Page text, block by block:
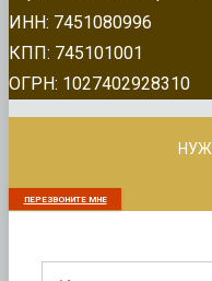
ИНН: 7451080996
КПП: 745101001
ОГРН: 1027402928310
ПЕРЕЗВОНИТЕ МНЕ